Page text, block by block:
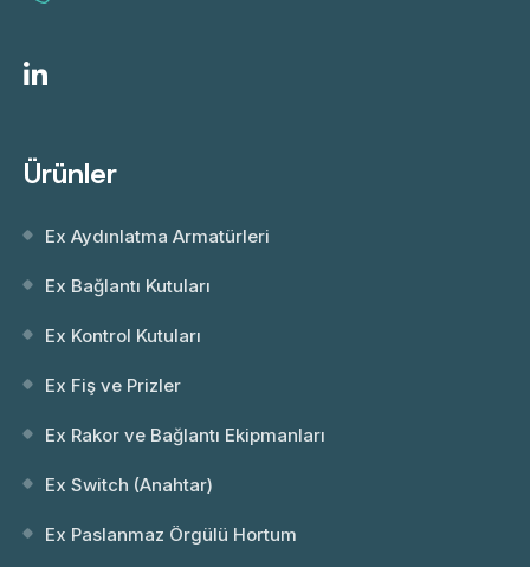
Ürünler
Ex Aydınlatma Armatürleri
Ex Bağlantı Kutuları
Ex Kontrol Kutuları
Ex Fiş ve Prizler
Ex Rakor ve Bağlantı Ekipmanları
Ex Switch (Anahtar)
Ex Paslanmaz Örgülü Hortum